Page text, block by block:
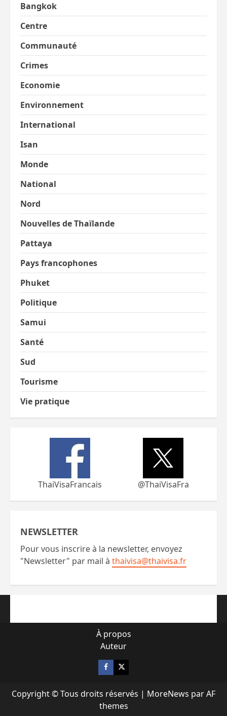
Bangkok
Centre
Communauté
Crimes
Economie
Environnement
International
Isan
Monde
National
Nord
Nouvelles de Thaïlande
Pattaya
Pays francophones
Phuket
Politique
Samui
Santé
Sud
Tourisme
Vie pratique
ThaiVisaFrancais @ThaiVisaFra
NEWSLETTER
Pour vous inscrire à la newsletter, envoyez
"Newsletter" par mail à thaivisa@thaivisa.fr
À propos
Auteur
Facebook
X
Copyright © Tous droits réservés | MoreNews par AF
themes